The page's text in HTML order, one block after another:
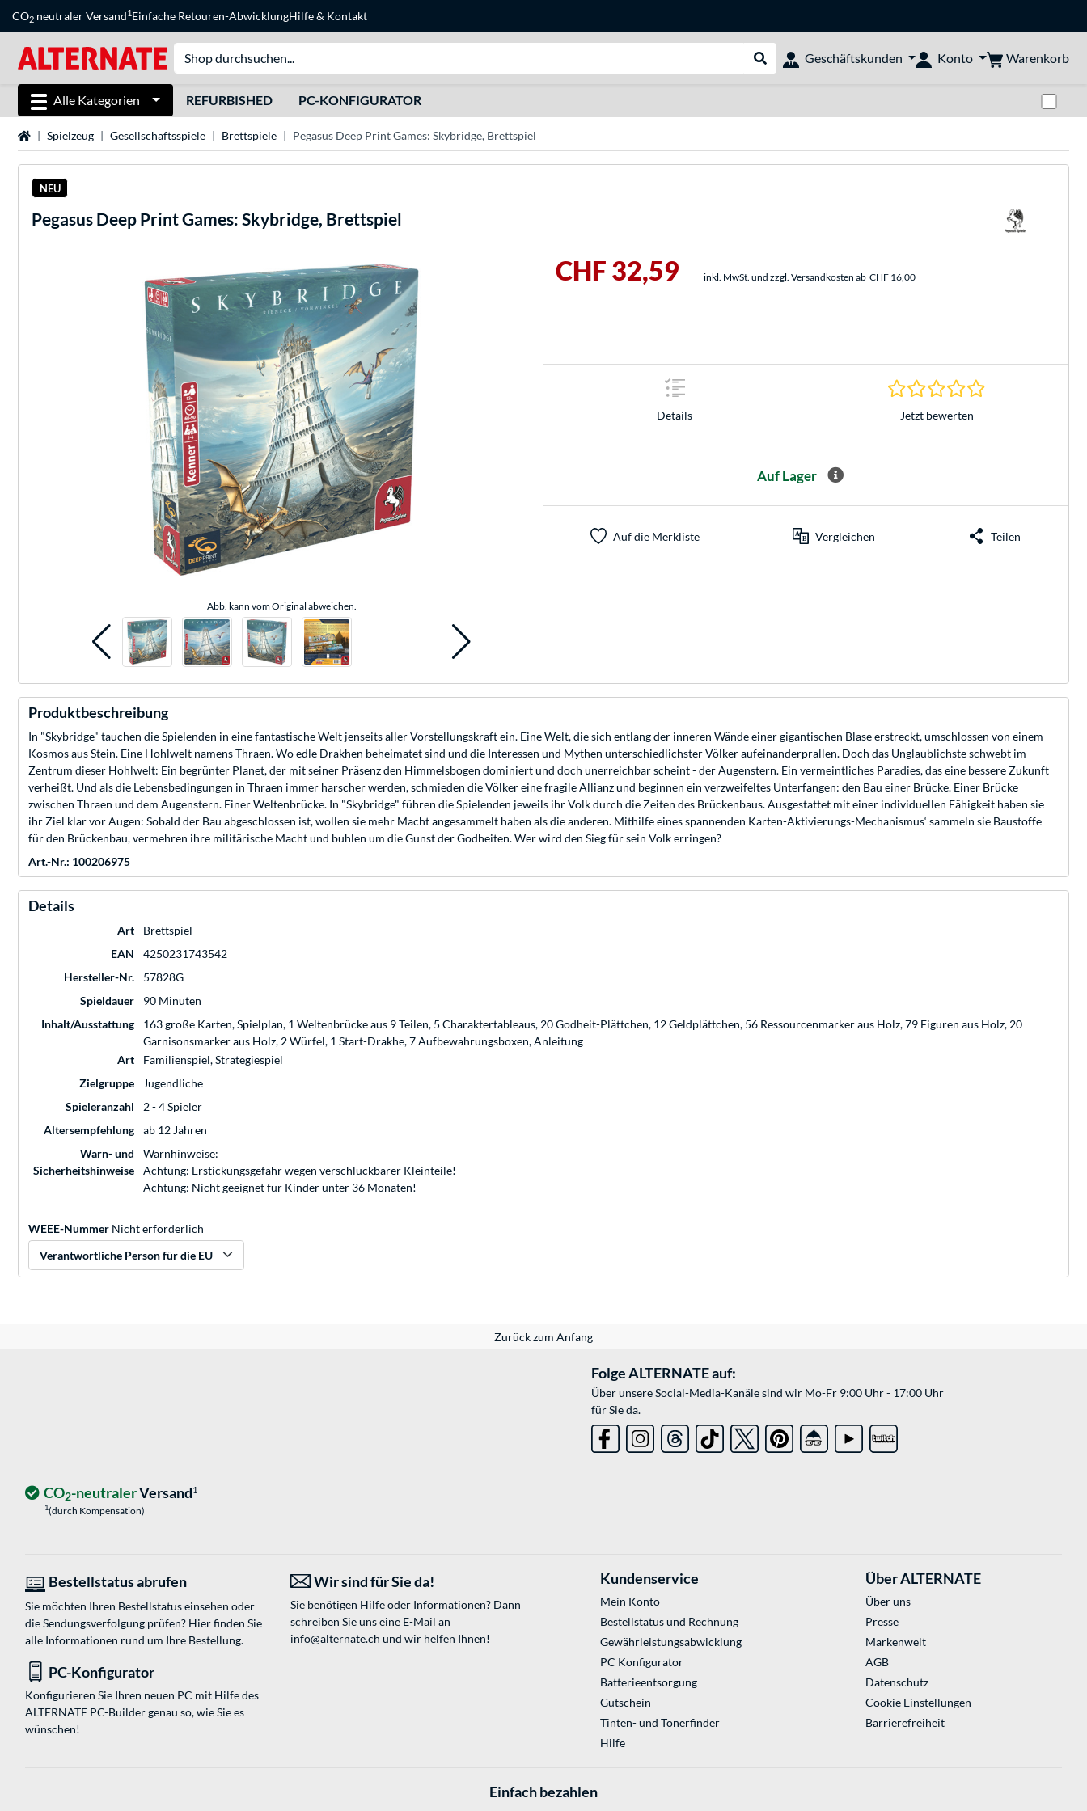
CO2 neutraler Versand1Einfache Retouren-AbwicklungHilfe& Kontakt
Suche durchführen
Geschäftskunden Konto Warenkorb
Alle Kategorien REFURBISHED PC-KONFIGURATOR
StartseiteSpielzeug Gesellschaftsspiele Brettspiele Pegasus Deep Print Games: Skybridge, Brettspiel
NEU
Pegasus Deep Print Games: Skybridge, Brettspiel
Abb. kann vom Original abweichen.
CHF 32,59 inkl. MwSt. und zzgl. Versandkosten ab CHF 16,00
Details
0.0 Sterne bei 0
Jetzt bewerten
Auf Lager
Auf die Merkliste Vergleichen Teilen
Produktbeschreibung
In "Skybridge" tauchen die Spielenden in eine fantastische Welt jenseits aller Vorstellungskraft ein. Eine Welt, die sich entlang der inneren Wände einer gigantischen Blase erstreckt, umschlossen von einem
Kosmos aus Stein. Eine Hohlwelt namens Thraen. Wo edle Drakhen beheimatet sind und die Interessen und Mythen unterschiedlichster Völker aufeinanderprallen. Doch das Unglaublichste schwebt im
Zentrum dieser Hohlwelt: Ein begrünter Planet, der mit seiner Präsenz den Himmelsbogen dominiert und doch unerreichbar scheint - der Augenstern. Ein vermeintliches Paradies, das eine bessere Zukunft
verheißt. Und als die Lebensbedingungen in Thraen immer harscher werden, schmieden die Völker eine fragile Allianz und beginnen ein verzweifeltes Unterfangen: den Bau einer Brücke. Einer Brücke
zwischen Thraen und dem Augenstern. Einer Weltenbrücke. In "Skybridge" führen die Spielenden jeweils ihr Volk durch die Zeiten des Brückenbaus. Ausgestattet mit einer individuellen Fähigkeit haben sie
ihr Ziel klar vor Augen: Sobald der Bau abgeschlossen ist, wollen sie mehr Macht angesammelt haben als die anderen. Mithilfe eines spannenden Karten-Aktivierungs-Mechanismus‘ sammeln sie Baustoffe
für den Brückenbau, vermehren ihre militärische Macht und buhlen um die Gunst der Godheiten. Wer wird den Sieg für sein Volk erringen?
Art.-Nr.: 100206975
Details
Art
Brettspiel
EAN
4250231743542
Hersteller-Nr.
57828G
Spieldauer
90 Minuten
Inhalt/Ausstattung
163 große Karten, Spielplan, 1 Weltenbrücke aus 9 Teilen, 5 Charaktertableaus, 20 Godheit-Plättchen, 12 Geldplättchen, 56 Ressourcenmarker aus Holz, 79 Figuren aus Holz, 20
Garnisonsmarker aus Holz, 2 Würfel, 1 Start-Drakhe, 7 Aufbewahrungsboxen, Anleitung
Art
Familienspiel, Strategiespiel
Zielgruppe
Jugendliche
Spieleranzahl
2 - 4 Spieler
Altersempfehlung
ab 12 Jahren
Warn- und
Sicherheitshinweise
Warnhinweise:
Achtung: Erstickungsgefahr wegen verschluckbarer Kleinteile!
Achtung: Nicht geeignet für Kinder unter 36 Monaten!
WEEE-Nummer Nicht erforderlich
Verantwortliche Person für die EU
Zurück zum Anfang
Folge ALTERNATE auf:
Über unsere Social-Media-Kanäle sind wir Mo-Fr 9:00 Uhr - 17:00 Uhr
für Sie da.
CO2-neutralerVersand1
1(durch Kompensation)
Bestellstatus abrufen
Sie möchten Ihren Bestellstatus einsehen oder
die Sendungsverfolgung prüfen? Hier finden Sie
alle Informationen rund um Ihre Bestellung.
Wir sind für Sie da!
Sie benötigen Hilfe oder Informationen? Dann
schreiben Sie uns eine E-Mail an
info@alternate.ch und wir helfen Ihnen!
PC-Konfigurator
Konfigurieren Sie Ihren neuen PC mit Hilfe des
ALTERNATE PC-Builder genau so, wie Sie es
wünschen!
Kundenservice
Mein Konto
Bestellstatus und Rechnung
Gewährleistungsabwicklung
PC Konfigurator
Batterieentsorgung
Gutschein
Tinten- und Tonerfinder
Hilfe
Über ALTERNATE
Über uns
Presse
Markenwelt
AGB
Datenschutz
Cookie Einstellungen
Barrierefreiheit
Einfach bezahlen